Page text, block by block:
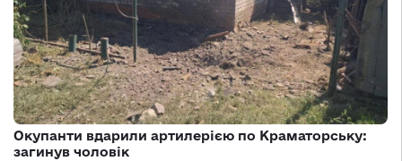
Окупанти вдарили артилерією по Краматорську:
загинув чоловік